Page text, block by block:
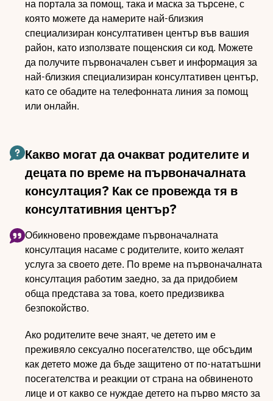
на портала за помощ, така и маска за търсене, с
която можете да намерите най-близкия
специализиран консултативен център във вашия
район, като използвате пощенския си код. Можете
да получите първоначален съвет и информация за
най-близкия специализиран консултативен център,
като се обадите на телефонната линия за помощ
или онлайн.
Какво могат да очакват родителите и
децата по време на първоначалната
консултация? Как се провежда тя в
консултативния център?
Обикновено провеждаме първоначалната
консултация насаме с родителите, които желаят
услуга за своето дете. По време на първоначалната
консултация работим заедно, за да придобием
обща представа за това, което предизвиква
безпокойство.
Ако родителите вече знаят, че детето им е
преживяло сексуално посегателство, ще обсъдим
как детето може да бъде защитено от по-нататъшни
посегателства и реакции от страна на обвиненото
лице и от какво се нуждае детето на първо място за